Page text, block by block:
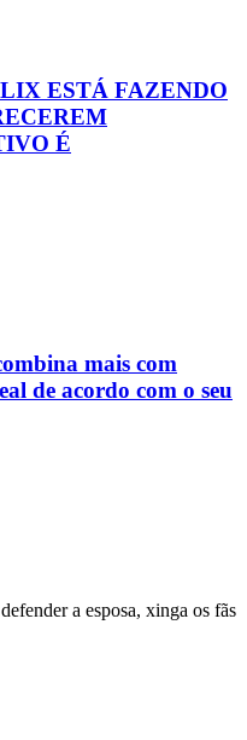
ESTÁ FAZENDO
É
mais com
de acordo com o seu
a esposa, xinga os fãs